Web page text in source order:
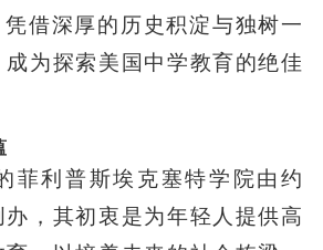
借深厚的历史积淀与独树一
为探索美国中学教育的绝佳
菲利普斯埃克塞特学院由约
，其初衷是为年轻人提供高